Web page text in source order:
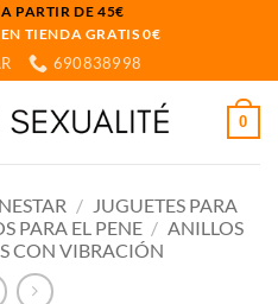
PARTIR DE 45€
TIENDA GRATIS 0€
690838998
0
/ JUGUETES PARA
PARA EL PENE / ANILLOS
CON VIBRACIÓN